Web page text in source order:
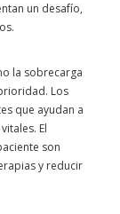
un desafío,
la sobrecarga
Los
que ayudan a
El
son
y reducir